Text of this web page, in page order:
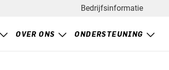
Bedrijfsinformatie
OVER ONS ONDERSTEUNING